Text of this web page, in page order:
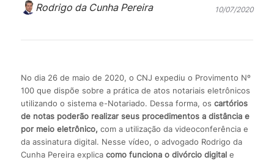
Rodrigo da Cunha Pereira 10/07/2020
No dia 26 de maio de 2020, o CNJ expediu o Provimento Nº
100 que dispõe sobre a prática de atos notariais eletrônicos
utilizando o sistema e-Notariado. Dessa forma, os cartórios
de notas poderão realizar seus procedimentos a distância e
por meio eletrônico, com a utilização da videoconferência e
da assinatura digital. Nesse vídeo, o advogado Rodrigo da
Cunha Pereira explica como funciona o divórcio digitale